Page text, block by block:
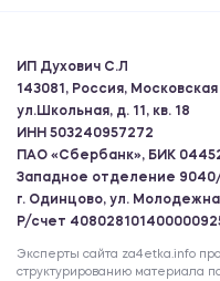
ИП Духович С.Л
143081, Россия,
ул.Школьная, д. 11, кв. 18
ИНН 503240957272
ПАО «Сбербанк», БИК
Западное отделение
г. Одинцово, ул.
Р/счет
Эксперты сайта za4etka.info
структурированию материала